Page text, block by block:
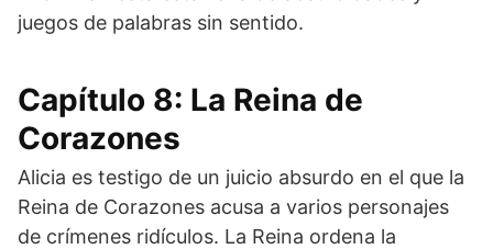
juegos de palabras sin sentido.
Capítulo 8: La Reina de
Corazones
Alicia es testigo de un juicio absurdo en el que la
Reina de Corazones acusa a varios personajes
de crímenes ridículos. La Reina ordena la